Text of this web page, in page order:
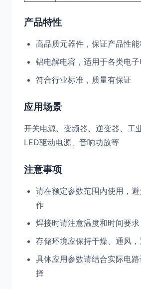
产品特性
高品质元器件，保证产品性
铝电解电容，适用于各类电
符合行业标准，质量有保证
应用场景
开关电源、变频器、逆变器、工
LED驱动电源、音响功放等
注意事项
请在额定参数范围内使用，
作
焊接时请注意温度和时间要
存储环境应保持干燥、通风
具体应用参数请结合实际电
择